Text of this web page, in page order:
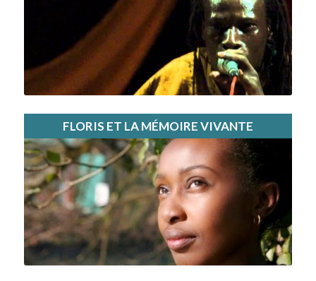
FLORIS ET LA MÉMOIRE VIVANTE